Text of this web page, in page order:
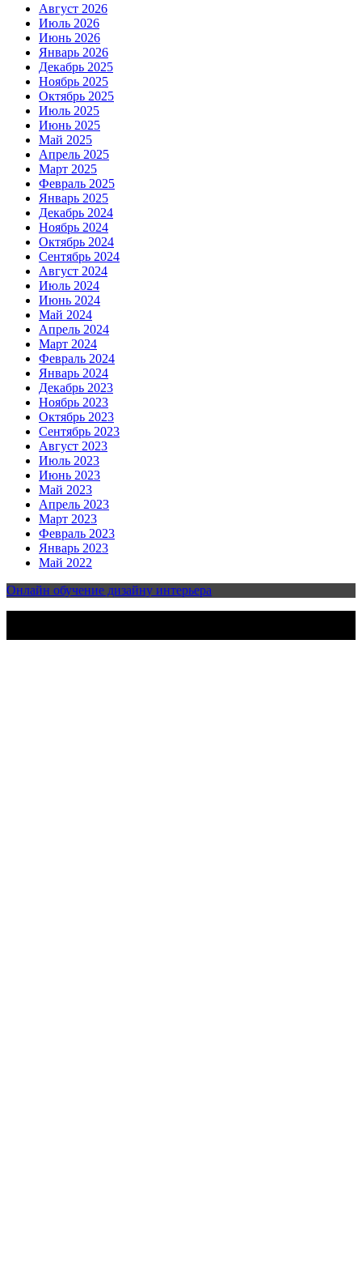
Август 2026
Июль 2026
Июнь 2026
Январь 2026
Декабрь 2025
Ноябрь 2025
Октябрь 2025
Июль 2025
Июнь 2025
Май 2025
Апрель 2025
Март 2025
Февраль 2025
Январь 2025
Декабрь 2024
Ноябрь 2024
Октябрь 2024
Сентябрь 2024
Август 2024
Июль 2024
Июнь 2024
Май 2024
Апрель 2024
Март 2024
Февраль 2024
Январь 2024
Декабрь 2023
Ноябрь 2023
Октябрь 2023
Сентябрь 2023
Август 2023
Июль 2023
Июнь 2023
Май 2023
Апрель 2023
Март 2023
Февраль 2023
Январь 2023
Май 2022
Онлайн обучение дизайну интерьера